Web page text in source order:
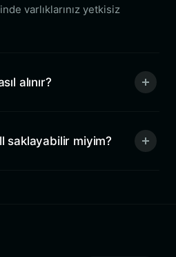
varlıklarınız yetkisiz
alınır?
saklayabilir miyim?